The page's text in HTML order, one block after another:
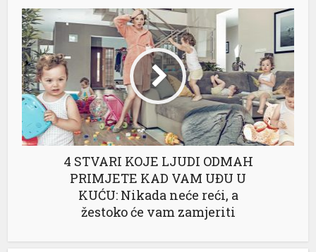
4 STVARI KOJE LJUDI ODMAH
PRIMJETE KAD VAM UĐU U
KUĆU: Nikada neće reći, a
žestoko će vam zamjeriti